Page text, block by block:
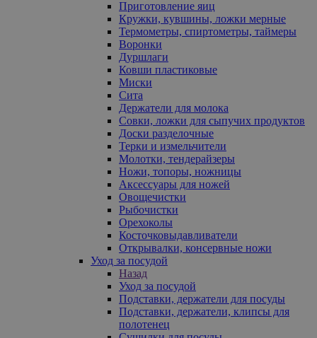
Приготовление яиц
Кружки, кувшины, ложки мерные
Термометры, спиртометры, таймеры
Воронки
Дуршлаги
Ковши пластиковые
Миски
Сита
Держатели для молока
Совки, ложки для сыпучих продуктов
Доски разделочные
Терки и измельчители
Молотки, тендерайзеры
Ножи, топоры, ножницы
Аксессуары для ножей
Овощечистки
Рыбочистки
Орехоколы
Косточковыдавливатели
Открывалки, консервные ножи
Уход за посудой
Назад
Уход за посудой
Подставки, держатели для посуды
Подставки, держатели, клипсы для
полотенец